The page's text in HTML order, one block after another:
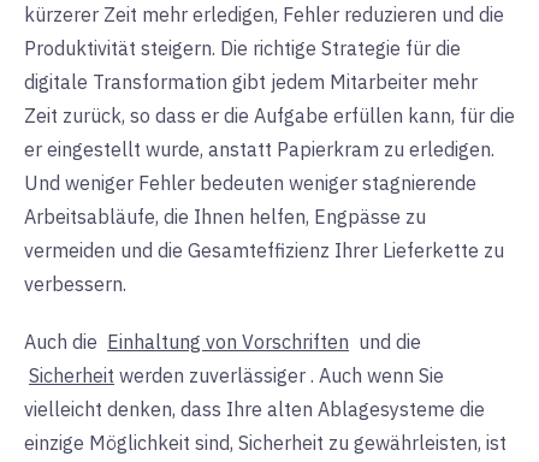
kürzerer Zeit mehr erledigen, Fehler reduzieren und die
Produktivität steigern. Die richtige Strategie für die
digitale Transformation gibt jedem Mitarbeiter mehr
Zeit zurück, so dass er die Aufgabe erfüllen kann, für die
er eingestellt wurde, anstatt Papierkram zu erledigen.
Und weniger Fehler bedeuten weniger stagnierende
Arbeitsabläufe, die Ihnen helfen, Engpässe zu
vermeiden und die Gesamteffizienz Ihrer Lieferkette zu
verbessern.
Auch die Einhaltung von Vorschriften und die
Sicherheit werden zuverlässiger . Auch wenn Sie
vielleicht denken, dass Ihre alten Ablagesysteme die
einzige Möglichkeit sind, Sicherheit zu gewährleisten, ist